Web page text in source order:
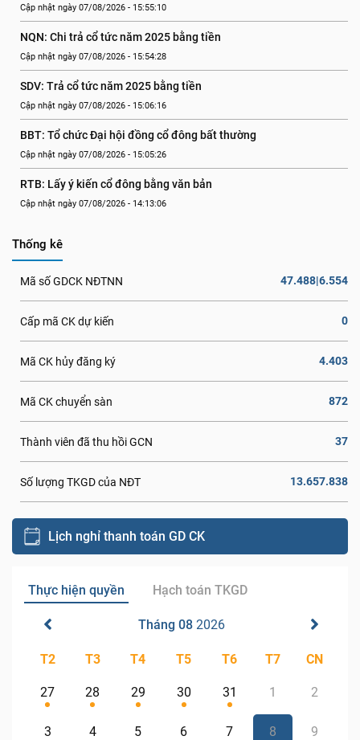
Cập nhật ngày 07/08/2026 - 15:55:10
NQN: Chi trả cổ tức năm 2025 bằng tiền
Cập nhật ngày 07/08/2026 - 15:54:28
SDV: Trả cổ tức năm 2025 bằng tiền
Cập nhật ngày 07/08/2026 - 15:06:16
BBT: Tổ chức Đại hội đồng cổ đông bất thường
Cập nhật ngày 07/08/2026 - 15:05:26
RTB: Lấy ý kiến cổ đông bằng văn bản
Cập nhật ngày 07/08/2026 - 14:13:06
Thống kê
Mã số GDCK NĐTNN 47.488|6.554
Cấp mã CK dự kiến 0
Mã CK hủy đăng ký 4.403
Mã CK chuyển sàn 872
Thành viên đã thu hồi GCN 37
Số lượng TKGD của NĐT 13.657.838
Lịch nghỉ thanh toán GD CK
Thực hiện quyền Hạch toán TKGD
Tháng 08 2026
T2 T3 T4 T5 T6 T7 CN
27 28 29 30 31 1 2
3 4 5 6 7 8 9